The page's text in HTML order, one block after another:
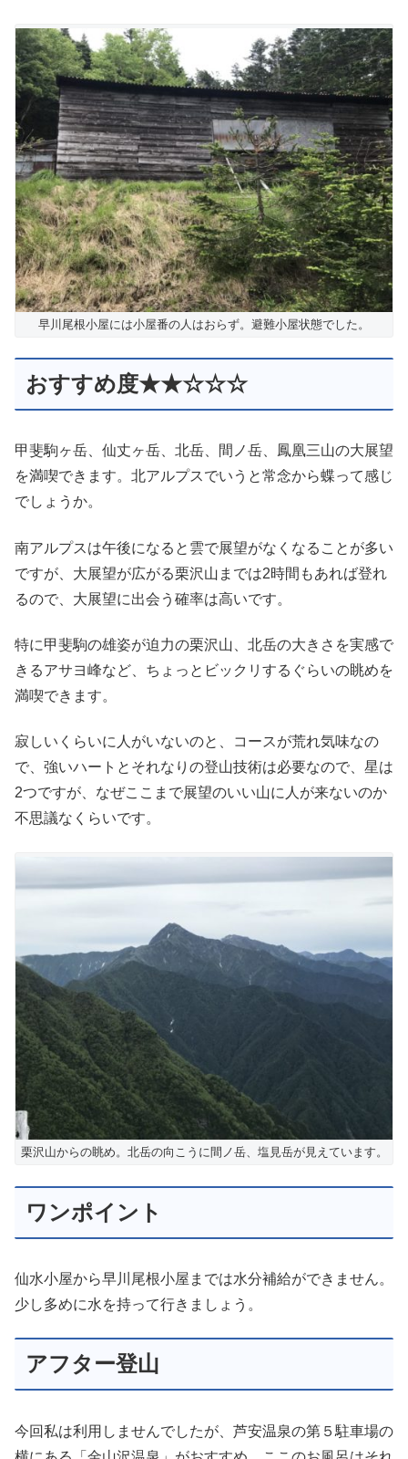
早川尾根小屋には小屋番の人はおらず。避難小屋状態でした。
おすすめ度★★☆☆☆
甲斐駒ヶ岳、仙丈ヶ岳、北岳、間ノ岳、鳳凰三山の大展望
を満喫できます。北アルプスでいうと常念から蝶って感じ
でしょうか。
南アルプスは午後になると雲で展望がなくなることが多い
ですが、大展望が広がる栗沢山までは2時間もあれば登れ
るので、大展望に出会う確率は高いです。
特に甲斐駒の雄姿が迫力の栗沢山、北岳の大きさを実感で
きるアサヨ峰など、ちょっとビックリするぐらいの眺めを
満喫できます。
寂しいくらいに人がいないのと、コースが荒れ気味なの
で、強いハートとそれなりの登山技術は必要なので、星は
2つですが、なぜここまで展望のいい山に人が来ないのか
不思議なくらいです。
栗沢山からの眺め。北岳の向こうに間ノ岳、塩見岳が見えています。
ワンポイント
仙水小屋から早川尾根小屋までは水分補給ができません。
少し多めに水を持って行きましょう。
アフター登山
今回私は利用しませんでしたが、芦安温泉の第５駐車場の